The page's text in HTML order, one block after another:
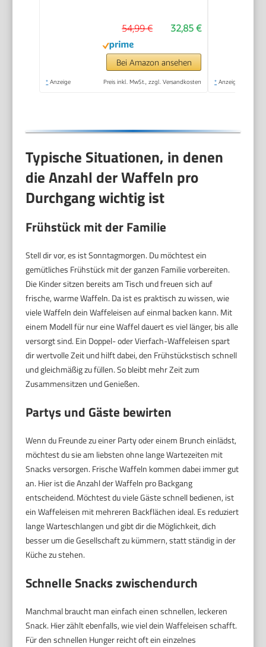
Herzwaffeleisen im
Slim-Design, ca. 1.200
W Leistung, schwarz,
WA 2106
32,85 €
54,99 €
Bei Amazon ansehen
* Anzeige Preis inkl. MwSt., zzgl. Versandkosten * Anzeige
Typische Situationen, in denen
die Anzahl der Waffeln pro
Durchgang wichtig ist
Frühstück mit der Familie
Stell dir vor, es ist Sonntagmorgen. Du möchtest ein
gemütliches Frühstück mit der ganzen Familie vorbereiten.
Die Kinder sitzen bereits am Tisch und freuen sich auf
frische, warme Waffeln. Da ist es praktisch zu wissen, wie
viele Waffeln dein Waffeleisen auf einmal backen kann. Mit
einem Modell für nur eine Waffel dauert es viel länger, bis alle
versorgt sind. Ein Doppel- oder Vierfach-Waffeleisen spart
dir wertvolle Zeit und hilft dabei, den Frühstückstisch schnell
und gleichmäßig zu füllen. So bleibt mehr Zeit zum
Zusammensitzen und Genießen.
Partys und Gäste bewirten
Wenn du Freunde zu einer Party oder einem Brunch einlädst,
möchtest du sie am liebsten ohne lange Wartezeiten mit
Snacks versorgen. Frische Waffeln kommen dabei immer gut
an. Hier ist die Anzahl der Waffeln pro Backgang
entscheidend. Möchtest du viele Gäste schnell bedienen, ist
ein Waffeleisen mit mehreren Backflächen ideal. Es reduziert
lange Warteschlangen und gibt dir die Möglichkeit, dich
besser um die Gesellschaft zu kümmern, statt ständig in der
Küche zu stehen.
Schnelle Snacks zwischendurch
Manchmal braucht man einfach einen schnellen, leckeren
Snack. Hier zählt ebenfalls, wie viel dein Waffeleisen schafft.
Für den schnellen Hunger reicht oft ein einzelnes